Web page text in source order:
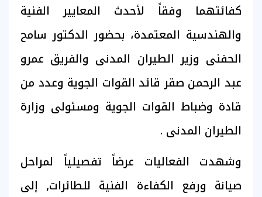
كفائتهما وفقاً لأحدث المعايير الفنية
والهندسية المعتمدة، بحضور الدكتور سامح
الحفنى وزير الطيران المدنى والفريق عمرو
عبد الرحمن صقر قائد القوات الجوية وعدد من
قادة وضباط القوات الجوية ومسئولى وزارة
الطيران المدنى .
وشهدت الفعاليات عرضاً تفصيلياً لمراحل
صيانة ورفع الكفاءة الفنية للطائرات, إلى